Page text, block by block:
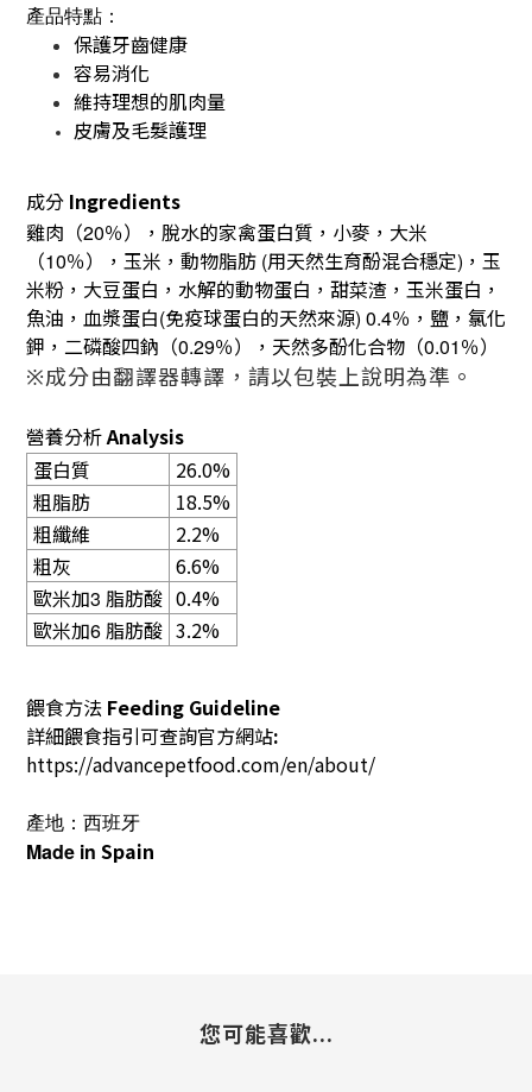
產品特點：
保護牙齒健康
容易消化
維持理想的肌肉量
皮膚及毛髮護理
成分 Ingredients
雞肉（20％），脫水的家禽蛋白質，小麥，大米
（10％），玉米，動物脂肪 (用天然生育酚混合穩定) ，玉
米粉，大豆蛋白，水解的動物蛋白，甜菜渣，玉米蛋白，
魚油，血漿蛋白(免疫球蛋白的天然來源) 0.4％，鹽，氯化
鉀，二磷酸四鈉（0.29％），天然多酚化合物（0.01％）
※成分由翻譯器轉譯，請以包裝上說明為準。
營養分析Analysis
蛋白質
26.0%
粗脂肪
18.5%
粗纖維
2.2%
粗灰
6.6%
歐米加3 脂肪酸 0.4%
歐米加6脂肪酸 3.2%
餵食方法 Feeding Guideline
詳細餵食指引可查詢官方網站:
https://advancepetfood.com/en/about/
產地：西班牙
Made in Spain
您可能喜歡...